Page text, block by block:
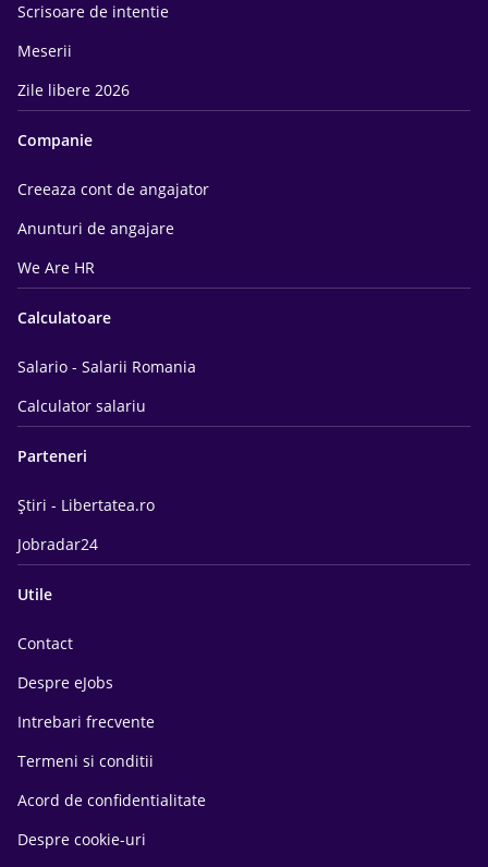
Scrisoare de intentie
Meserii
Zile libere 2026
Companie
Creeaza cont de angajator
Anunturi de angajare
We Are HR
Calculatoare
Salario - Salarii Romania
Calculator salariu
Parteneri
Știri - Libertatea.ro
Jobradar24
Utile
Contact
Despre eJobs
Intrebari frecvente
Termeni si conditii
Acord de confidentialitate
Despre cookie-uri